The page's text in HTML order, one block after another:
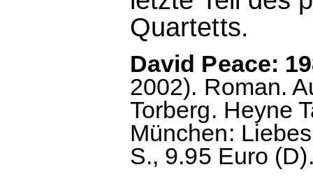
Quartetts.
David Peace:
2002). Roman.
Torberg. Heyne
München:
S., 9.95 Euro